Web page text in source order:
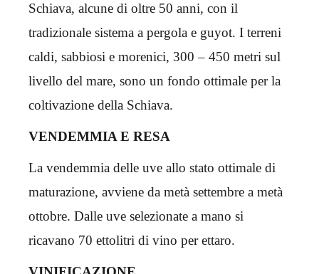
Schiava, alcune di oltre 50 anni, con il
tradizionale sistema a pergola e guyot. I terreni
caldi, sabbiosi e morenici, 300 – 450 metri sul
livello del mare, sono un fondo ottimale per la
coltivazione della Schiava.
VENDEMMIA E RESA
La vendemmia delle uve allo stato ottimale di
maturazione, avviene da metà settembre a metà
ottobre. Dalle uve selezionate a mano si
ricavano 70 ettolitri di vino per ettaro.